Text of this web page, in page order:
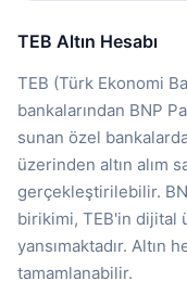
TEB Altın Hesabı
TEB (Türk Ekonomi
bankalarından BNP
sunan özel
üzerinden altın alım
gerçekleştirilebilir.
birikimi, TEB'in dijital
yansımaktadır. Altın
tamamlanabilir.